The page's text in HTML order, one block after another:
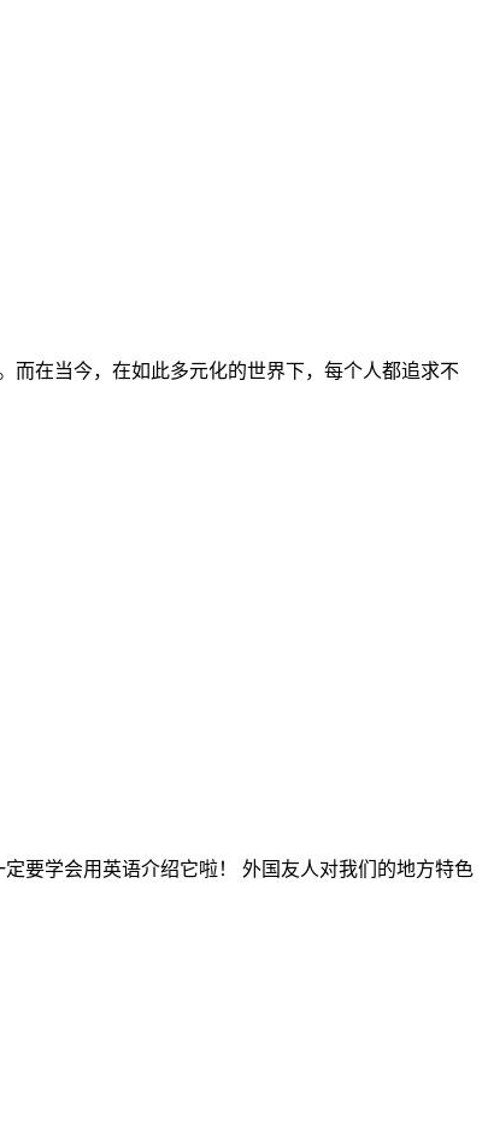
而在当今，在如此多元化的世界下，每个人都追求不
要学会用英语介绍它啦！ 外国友人对我们的地方特色